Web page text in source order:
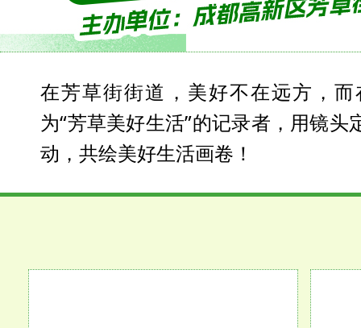
在芳草街街道，美好不在远方，
为“芳草美好生活”的记录者，用镜
动，共绘美好生活画卷！